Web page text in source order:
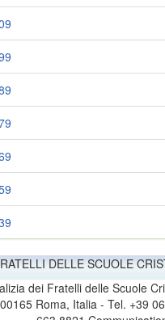
DELLE SCUOLE
dei Fratelli delle Scuole
Roma, Italia - Tel. +39